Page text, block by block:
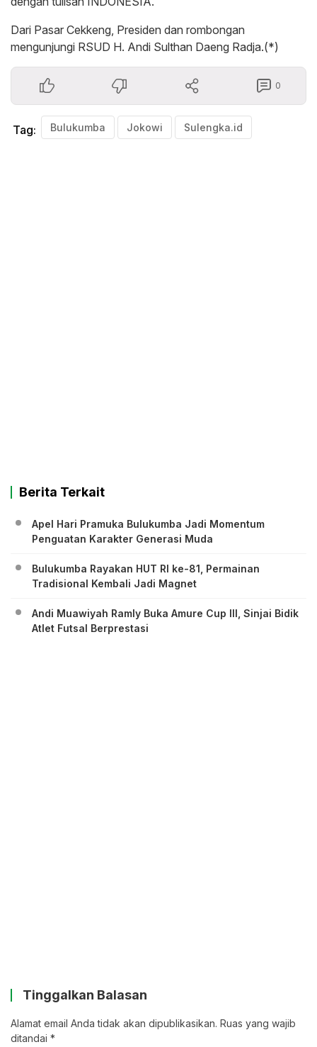
Dari Pasar Cekkeng, Presiden dan rombongan
mengunjungi RSUD H. Andi Sulthan Daeng Radja.(*)
0
Tag: Bulukumba Jokowi Sulengka.id
Berita Terkait
Apel Hari Pramuka Bulukumba Jadi Momentum
Penguatan Karakter Generasi Muda
Bulukumba Rayakan HUT RI ke-81, Permainan
Tradisional Kembali Jadi Magnet
Andi Muawiyah Ramly Buka Amure Cup III, Sinjai Bidik
Atlet Futsal Berprestasi
Tinggalkan Balasan
Alamat email Anda tidak akan dipublikasikan. Ruas yang wajib
ditandai *